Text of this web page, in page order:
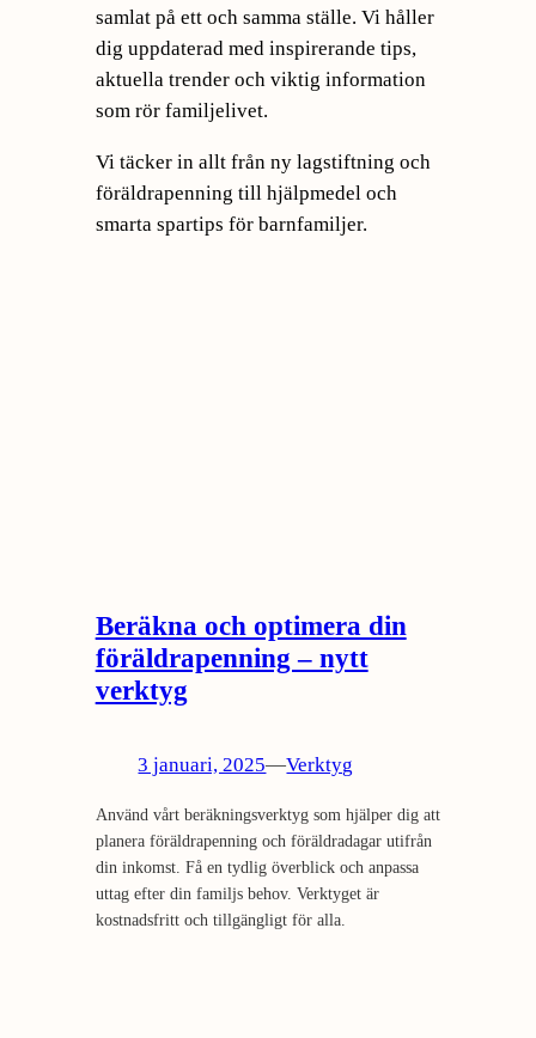
samlat på ett och samma ställe. Vi håller
dig uppdaterad med inspirerande tips,
aktuella trender och viktig information
som rör familjelivet.
Vi täcker in allt från ny lagstiftning och
föräldrapenning till hjälpmedel och
smarta spartips för barnfamiljer.
Beräkna och optimera din
föräldrapenning – nytt
verktyg
3 januari, 2025—Verktyg
Använd vårt beräkningsverktyg som hjälper dig att
planera föräldrapenning och föräldradagar utifrån
din inkomst. Få en tydlig överblick och anpassa
uttag efter din familjs behov. Verktyget är
kostnadsfritt och tillgängligt för alla.